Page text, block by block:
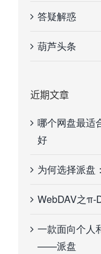
答疑解惑
葫芦头条
近期文章
哪个网盘最适
好
为何选择派盘
WebDAV之π-
一款面向个人
——派盘